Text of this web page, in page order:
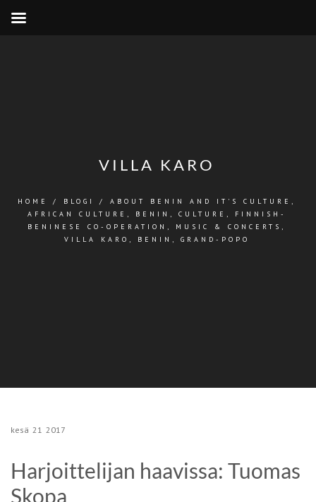
VILLA KARO
HOME / BLOGI / ABOUT BENIN AND IT'S CULTURE
AFRICAN CULTURE
BENIN CULTURE
FINNISH-
BENINESE CO-OPERATION
MUSIC & CONCERTS
VILLA KARO, BENIN, GRAND-POPO
kesä 21 2017
Harjoittelijan haavissa: Tuomas
Skopa